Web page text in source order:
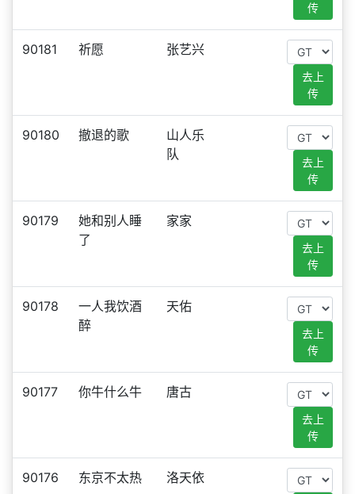
传
90181 祈愿 张艺兴
去上
传
90180 撤退的歌
山人乐
队
去上
传
90179
她和别人睡
了
家家
去上
传
90178
一人我饮酒
醉
天佑
去上
传
90177 你牛什么牛 唐古
去上
传
90176 东京不太热 洛天依